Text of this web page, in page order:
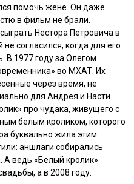
помочь жене. Он даже
в фильм не брали.
Нестора Петровича в
согласился, когда для его
В 1977 году за Олегом
во МХАТ. Их
через время, не
для Андрея и Насти
про чудака, живущего с
белым кроликом, которого
буквально жила этим
аншлаги собирались
ведь «Белый кролик»
а в 2008 году.